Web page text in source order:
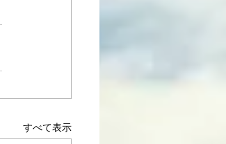
すべて表示